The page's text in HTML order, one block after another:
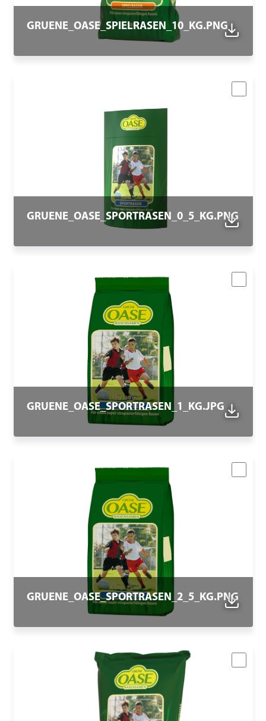
GRUENE_OASE_SPIELRASEN_10_KG.PNG
GRUENE_OASE_SPORTRASEN_0_5_KG.PNG
GRUENE_OASE_SPORTRASEN_1_KG.JPG
GRUENE_OASE_SPORTRASEN_2_5_KG.PNG